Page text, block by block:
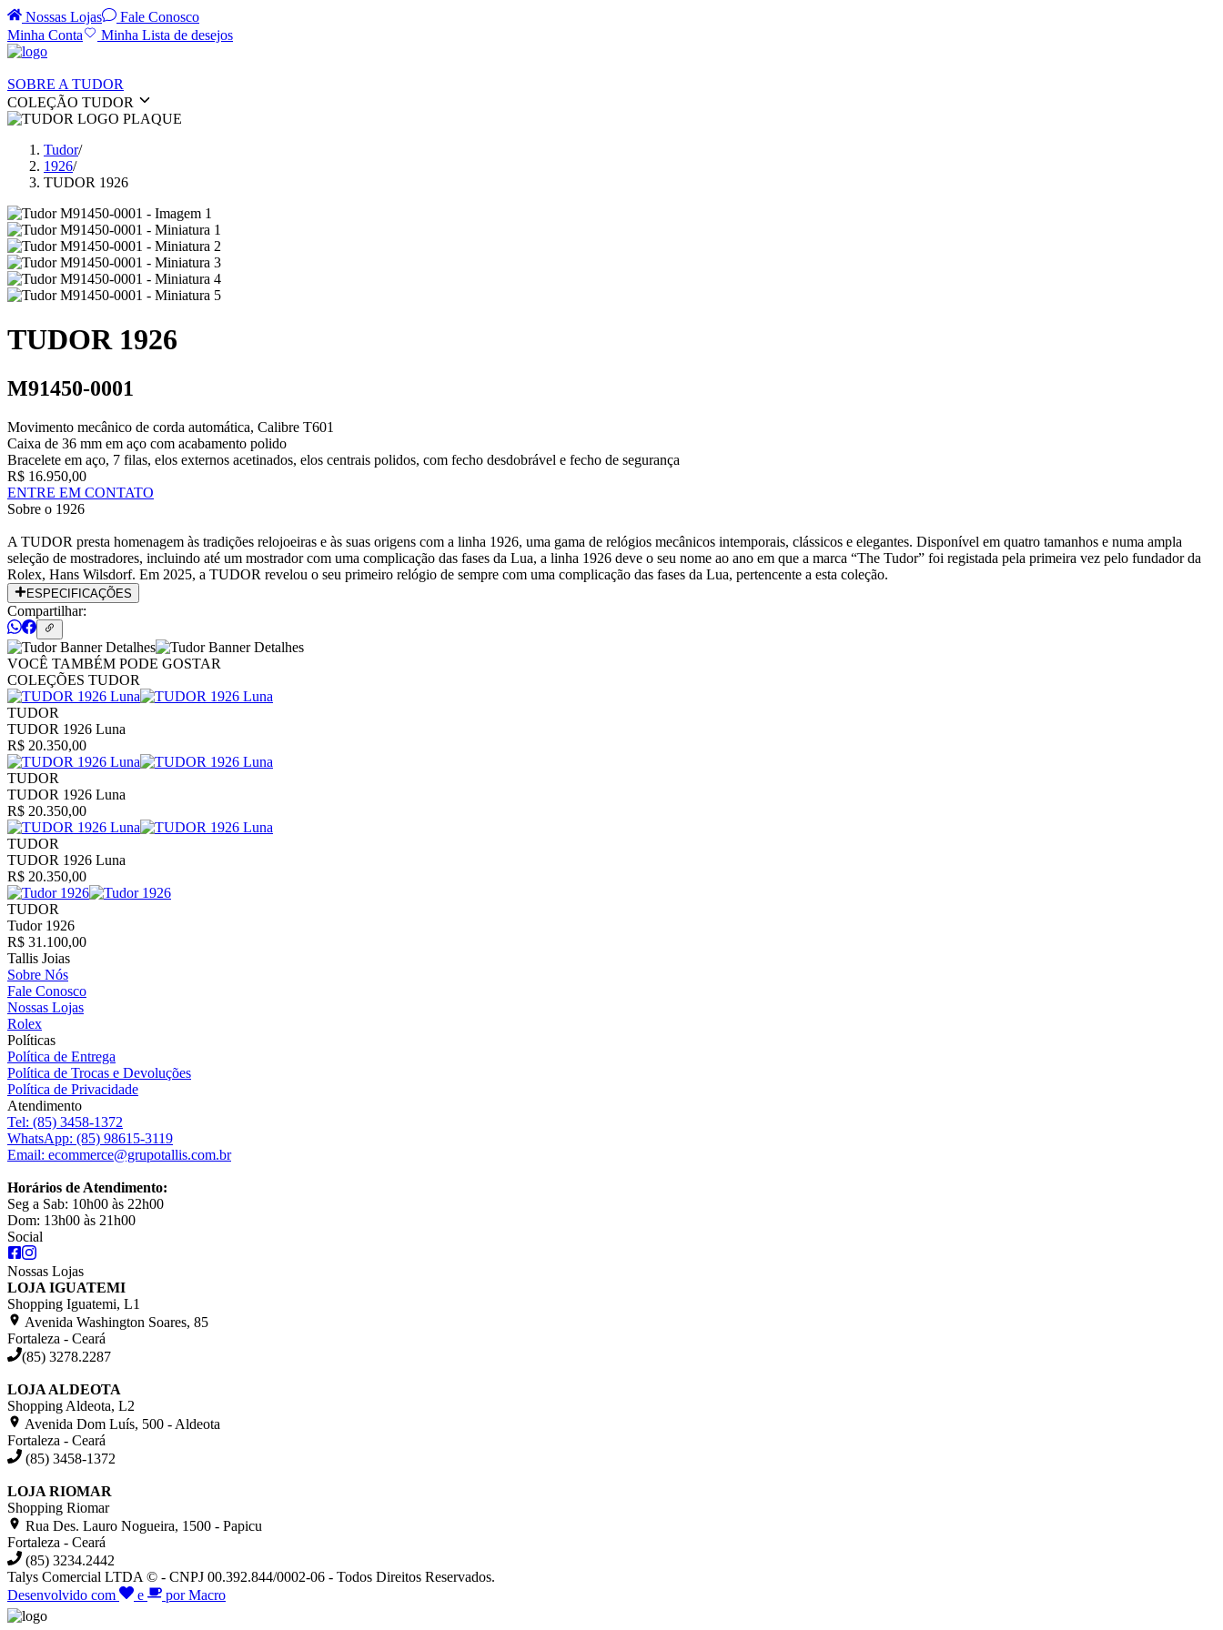
Nossas Lojas
Fale Conosco
Minha Conta
Minha Lista de desejos
SOBRE A TUDOR
COLEÇÃO TUDOR
Tudor/
1926/
TUDOR 1926
TUDOR 1926
M91450-0001
Movimento mecânico de corda automática, Calibre T601
Caixa de 36 mm em aço com acabamento polido
Bracelete em aço, 7 filas, elos externos acetinados, elos centrais polidos, com fecho desdobrável e fecho de segurança
R$ 16.950,00
ENTRE EM CONTATO
Sobre o 1926
A TUDOR presta homenagem às tradições relojoeiras e às suas origens com a linha 1926, uma gama de relógios mecânicos intemporais, clássicos e elegantes. Disponível em quatro tamanhos e numa ampla
seleção de mostradores, incluindo até um mostrador com uma complicação das fases da Lua, a linha 1926 deve o seu nome ao ano em que a marca “The Tudor” foi registada pela primeira vez pelo fundador da
Rolex, Hans Wilsdorf. Em 2025, a TUDOR revelou o seu primeiro relógio de sempre com uma complicação das fases da Lua, pertencente a esta coleção.
ESPECIFICAÇÕES
Compartilhar:
VOCÊ TAMBÉM PODE GOSTAR
COLEÇÕES TUDOR
TUDOR
TUDOR 1926 Luna
R$ 20.350,00
TUDOR
TUDOR 1926 Luna
R$ 20.350,00
TUDOR
TUDOR 1926 Luna
R$ 20.350,00
TUDOR
Tudor 1926
R$ 31.100,00
Tallis Joias
Sobre Nós
Fale Conosco
Nossas Lojas
Rolex
Políticas
Política de Entrega
Política de Trocas e Devoluções
Política de Privacidade
Atendimento
Tel: (85) 3458-1372
WhatsApp: (85) 98615-3119
Email: ecommerce@grupotallis.com.br
Horários de Atendimento:
Seg a Sab: 10h00 às 22h00
Dom: 13h00 às 21h00
Social
Nossas Lojas
LOJA IGUATEMI
Shopping Iguatemi, L1
Avenida Washington Soares, 85
Fortaleza - Ceará
(85) 3278.2287
LOJA ALDEOTA
Shopping Aldeota, L2
Avenida Dom Luís, 500 - Aldeota
Fortaleza - Ceará
(85) 3458-1372
LOJA RIOMAR
Shopping Riomar
Rua Des. Lauro Nogueira, 1500 - Papicu
Fortaleza - Ceará
(85) 3234.2442
Talys Comercial LTDA © - CNPJ 00.392.844/0002-06 - Todos Direitos Reservados.
Desenvolvido com
e por Macro